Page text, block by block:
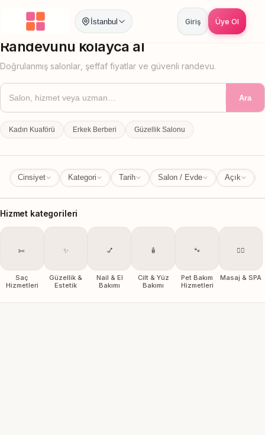
İstanbul Giriş Üye Ol
İstanbul
Randevunu kolayca al
Doğrulanmış salonlar, şeffaf fiyatlar ve güvenli randevu.
Ara
Kadın Kuaförü Erkek Berberi Güzellik Salonu
Cinsiyet Kategori Tarih Salon / Evde Açık
Hizmet kategorileri
✂️
Saç
Hizmetleri
✨
Güzellik &
Estetik
💅
Nail & El
Bakımı
🧴
Cilt & Yüz
Bakımı
🐾
Pet Bakım
Hizmetleri
💆‍♀️
Masaj & SPA